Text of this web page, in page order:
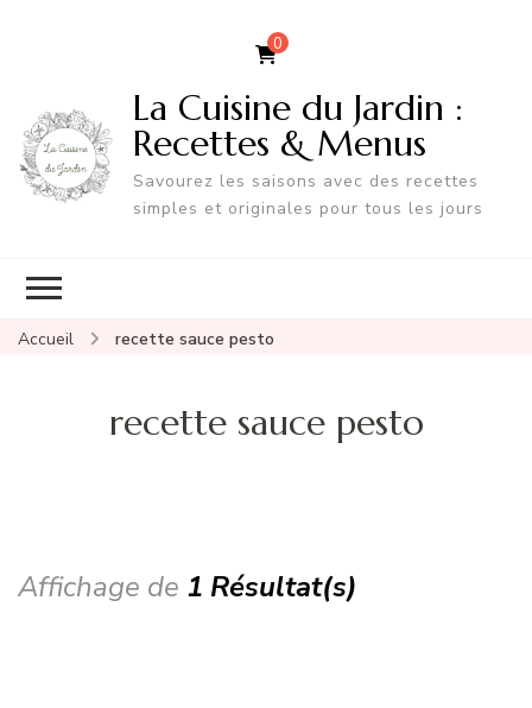
0
La Cuisine du Jardin :
Recettes & Menus
Savourez les saisons avec des recettes
simples et originales pour tous les jours
Accueil recette sauce pesto
recette sauce pesto
Affichage de 1 Résultat(s)